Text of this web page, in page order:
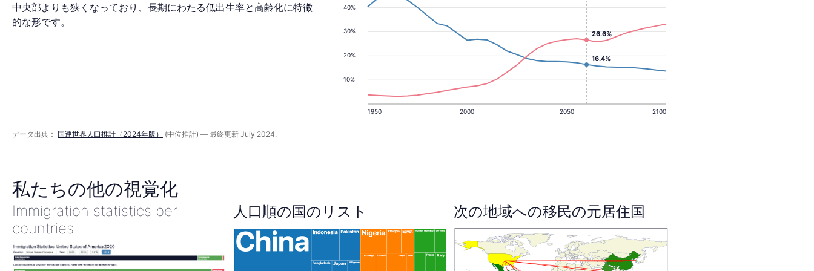
2060
年
中央部よりも狭くなっており、長期にわたる低出生率と高齢化に特徴
的な形です。
10%
20%
30%
40%
1950 2000 2050 2100
16.4%
26.6%
データ出典： 国連世界人口推計（2024年版） (中位推計) — 最終更新 July 2024.
私たちの他の視覚化
Immigration statistics per
countries
人口順の国のリスト 次の地域への移民の元居住国